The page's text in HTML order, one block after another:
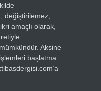
değiştirilemez,
amaçlı olarak,
Aksine
başlatma